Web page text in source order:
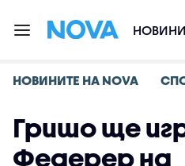
НОВИНИ
НОВИНИТЕ НА NOVA
Гришо ще
Федерер на